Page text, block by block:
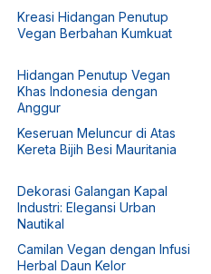
Kreasi Hidangan Penutup
Vegan Berbahan Kumkuat
Hidangan Penutup Vegan
Khas Indonesia dengan
Anggur
Keseruan Meluncur di Atas
Kereta Bijih Besi Mauritania
Dekorasi Galangan Kapal
Industri: Elegansi Urban
Nautikal
Camilan Vegan dengan Infusi
Herbal Daun Kelor